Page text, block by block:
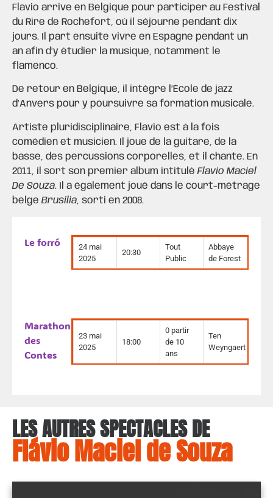
Flavio arrive en Belgique pour participer au Festival
du Rire de Rochefort, où il séjourne pendant dix
jours. Il part ensuite vivre en Espagne pendant un
an afin d’y étudier la musique, notamment le
flamenco.
De retour en Belgique, il intègre l’École de jazz
d’Anvers pour y poursuivre sa formation musicale.
Artiste pluridisciplinaire, Flavio est à la fois
comédien et musicien. Il joue de la guitare, de la
basse, des percussions corporelles, et il chante. En
2011, il sort son premier album intituléFlavio Maciel
De Souza. Il a également joué dans le court-métrage
belge Brusilia, sorti en 2008.
Le forró
24 mai
2025
20:30
Tout
Public
Abbaye
de Forest
Marathon
des
Contes
23 mai
2025
18:00
0 partir
de 10
ans
Ten
Weyngaert
LES AUTRES SPECTACLES DE
Flávio Maciel de Souza